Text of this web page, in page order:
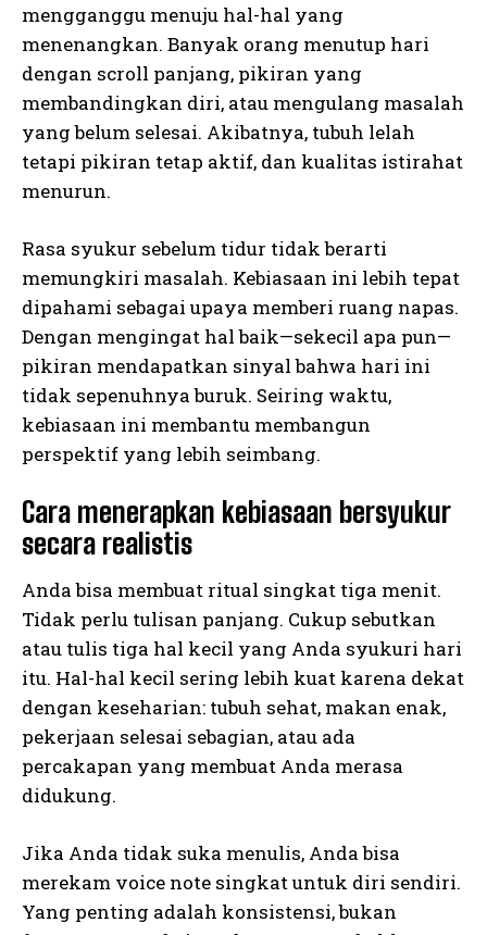
mengganggu menuju hal-hal yang
menenangkan. Banyak orang menutup hari
dengan scroll panjang, pikiran yang
membandingkan diri, atau mengulang masalah
yang belum selesai. Akibatnya, tubuh lelah
tetapi pikiran tetap aktif, dan kualitas istirahat
menurun.
Rasa syukur sebelum tidur tidak berarti
memungkiri masalah. Kebiasaan ini lebih tepat
dipahami sebagai upaya memberi ruang napas.
Dengan mengingat hal baik—sekecil apa pun—
pikiran mendapatkan sinyal bahwa hari ini
tidak sepenuhnya buruk. Seiring waktu,
kebiasaan ini membantu membangun
perspektif yang lebih seimbang.
Cara menerapkan kebiasaan bersyukur
secara realistis
Anda bisa membuat ritual singkat tiga menit.
Tidak perlu tulisan panjang. Cukup sebutkan
atau tulis tiga hal kecil yang Anda syukuri hari
itu. Hal-hal kecil sering lebih kuat karena dekat
dengan keseharian: tubuh sehat, makan enak,
pekerjaan selesai sebagian, atau ada
percakapan yang membuat Anda merasa
didukung.
Jika Anda tidak suka menulis, Anda bisa
merekam voice note singkat untuk diri sendiri.
Yang penting adalah konsistensi, bukan